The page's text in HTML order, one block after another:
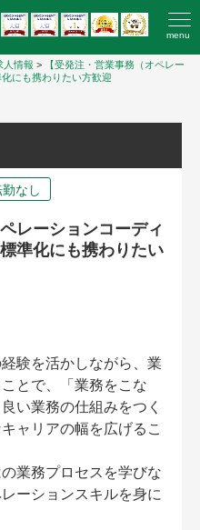
menu
人情報 >
【受発注・営業事務（オペレー
にも携わりたい方歓迎
なし
レーションコーディ
準化にも携わりたい
験を活かしながら、業
とで、「業務をこな
い業務の仕組みをつく
ャリアの幅を広げるこ
業務プロセスを学びな
ーションスキルを身に